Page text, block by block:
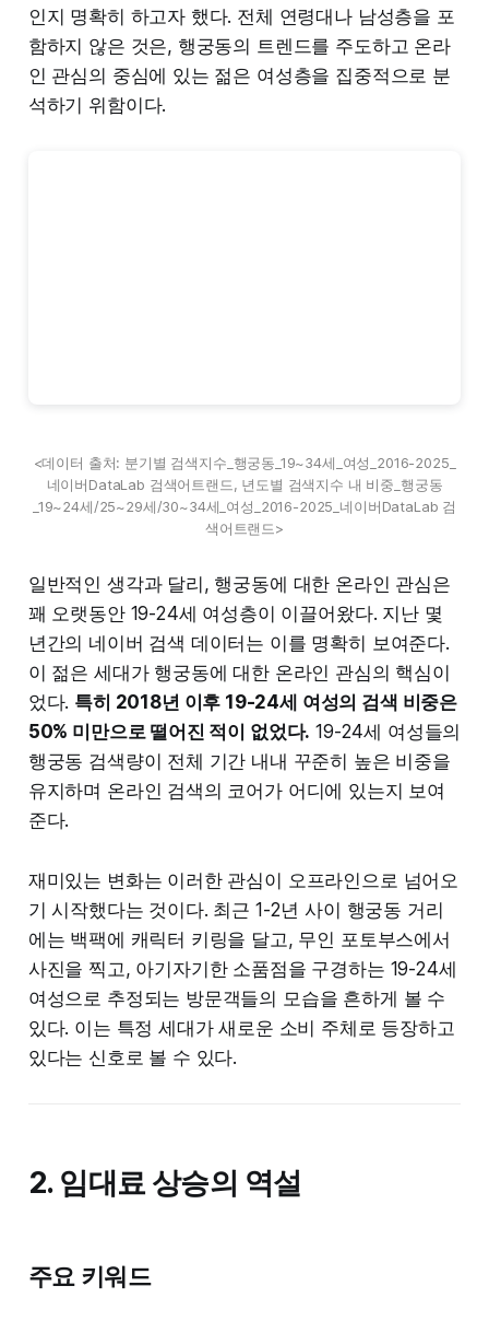
인지 명확히 하고자 했다. 전체 연령대나 남성층을 포
함하지 않은 것은, 행궁동의 트렌드를 주도하고 온라
인 관심의 중심에 있는 젊은 여성층을 집중적으로 분
석하기 위함이다.
<데이터 출처: 분기별 검색지수_행궁동_19~34세_여성_2016-2025_
네이버DataLab 검색어트랜드, 년도별 검색지수 내 비중_행궁동
_19~24세/25~29세/30~34세_여성_2016-2025_네이버DataLab 검
색어트랜드>
일반적인 생각과 달리, 행궁동에 대한 온라인 관심은
꽤 오랫동안 19-24세 여성층이 이끌어왔다. 지난 몇
년간의 네이버 검색 데이터는 이를 명확히 보여준다.
이 젊은 세대가 행궁동에 대한 온라인 관심의 핵심이
었다. 특히 2018년 이후 19-24세 여성의 검색 비중은
50% 미만으로 떨어진 적이 없었다. 19-24세 여성들의
행궁동 검색량이 전체 기간 내내 꾸준히 높은 비중을
유지하며 온라인 검색의 코어가 어디에 있는지 보여
준다.
재미있는 변화는 이러한 관심이 오프라인으로 넘어오
기 시작했다는 것이다. 최근 1-2년 사이 행궁동 거리
에는 백팩에 캐릭터 키링을 달고, 무인 포토부스에서
사진을 찍고, 아기자기한 소품점을 구경하는 19-24세
여성으로 추정되는 방문객들의 모습을 흔하게 볼 수
있다. 이는 특정 세대가 새로운 소비 주체로 등장하고
있다는 신호로 볼 수 있다.
2. 임대료 상승의 역설
주요 키워드